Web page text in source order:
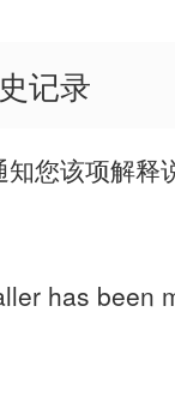
记录
知您该项解释
has been